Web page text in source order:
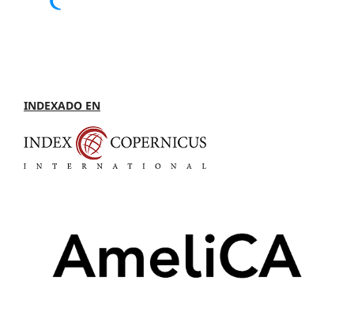
INDEXADO EN